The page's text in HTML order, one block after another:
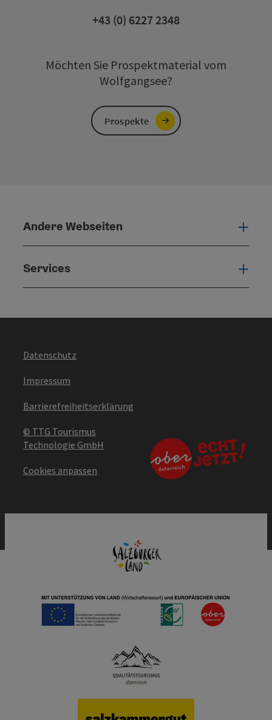
+43 (0) 6227 2348
Möchten Sie Prospektmaterial vom
Wolfgangsee?
Prospekte
Andere Webseiten
Services
Datenschutz
Impressum
Barrierefreiheitserklärung
© TTG Tourismus
Technologie GmbH
Cookies anpassen